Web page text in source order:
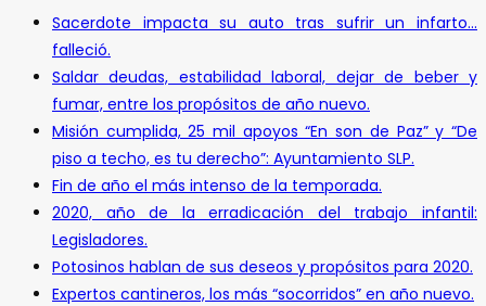
Sacerdote impacta su auto tras sufrir un infarto…
falleció.
Saldar deudas, estabilidad laboral, dejar de beber y
fumar, entre los propósitos de año nuevo.
Misión cumplida, 25 mil apoyos “En son de Paz” y “De
piso a techo, es tu derecho”: Ayuntamiento SLP.
Fin de año el más intenso de la temporada.
2020, año de la erradicación del trabajo infantil:
Legisladores.
Potosinos hablan de sus deseos y propósitos para 2020.
Expertos cantineros, los más “socorridos” en año nuevo.